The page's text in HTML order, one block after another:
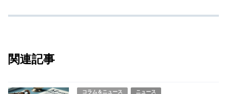
関連記事
コラム＆ニュース ニュース